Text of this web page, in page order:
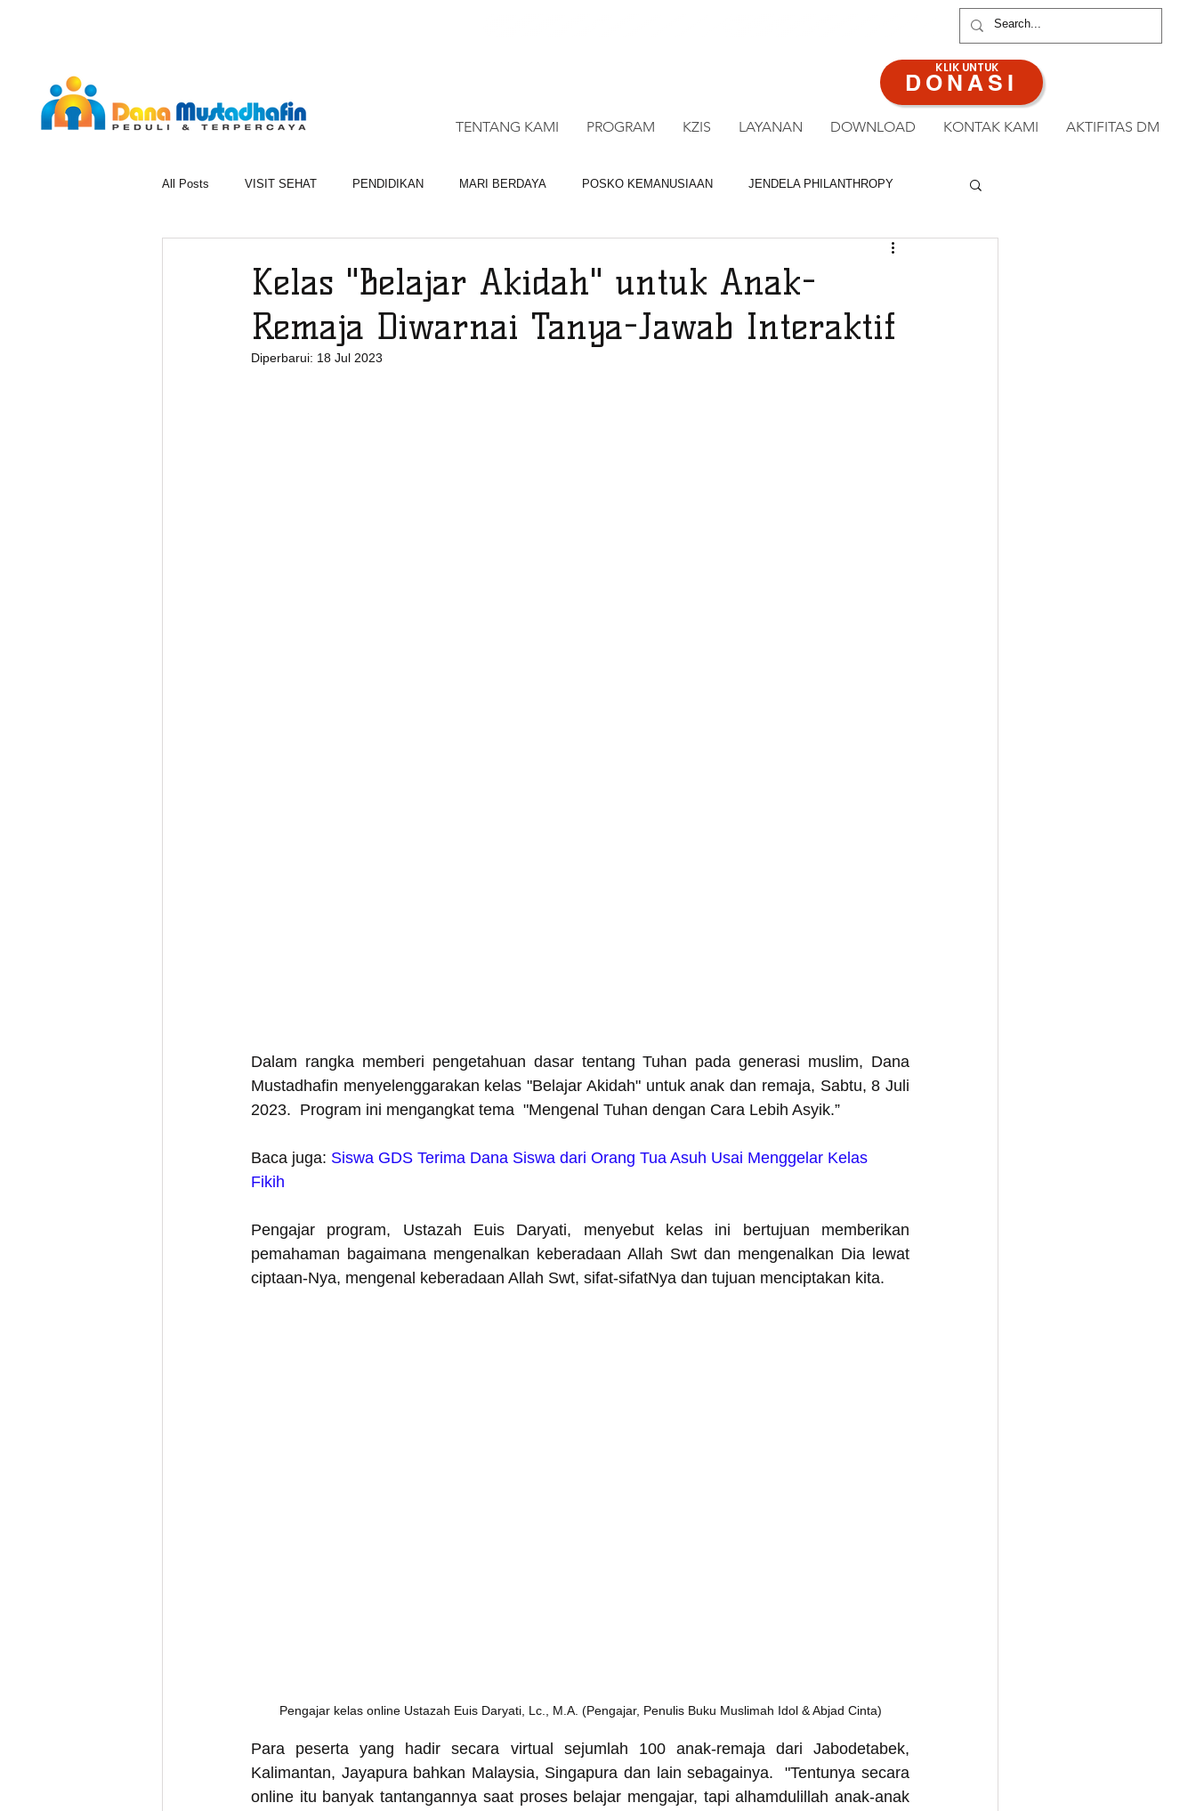
DONASI
KLIK UNTUK
TENTANG KAMI PROGRAM KZIS LAYANAN DOWNLOAD KONTAK KAMI AKTIFITAS DM
All Posts VISIT SEHAT PENDIDIKAN MARI BERDAYA POSKO KEMANUSIAAN JENDELA PHILANTHROPY
Kelas "Belajar Akidah" untuk Anak-
Remaja Diwarnai Tanya-Jawab Interaktif
Diperbarui: 18 Jul 2023
Dalam rangka memberi pengetahuan dasar tentang Tuhan pada generasi muslim, Dana
Mustadhafin menyelenggarakan kelas "Belajar Akidah" untuk anak dan remaja, Sabtu, 8 Juli
2023.  Program ini mengangkat tema  "Mengenal Tuhan dengan Cara Lebih Asyik.”
Baca juga: Siswa GDS Terima Dana Siswa dari Orang Tua Asuh Usai Menggelar Kelas
Fikih
Pengajar program, Ustazah Euis Daryati, menyebut kelas ini bertujuan memberikan
pemahaman bagaimana mengenalkan keberadaan Allah Swt dan mengenalkan Dia lewat
ciptaan-Nya, mengenal keberadaan Allah Swt, sifat-sifatNya dan tujuan menciptakan kita.
Pengajar kelas online Ustazah Euis Daryati, Lc., M.A. (Pengajar, Penulis Buku Muslimah Idol & Abjad Cinta)
Para peserta yang hadir secara virtual sejumlah 100 anak-remaja dari Jabodetabek,
Kalimantan, Jayapura bahkan Malaysia, Singapura dan lain sebagainya.  "Tentunya secara
online itu banyak tantangannya saat proses belajar mengajar, tapi alhamdulillah anak-anak